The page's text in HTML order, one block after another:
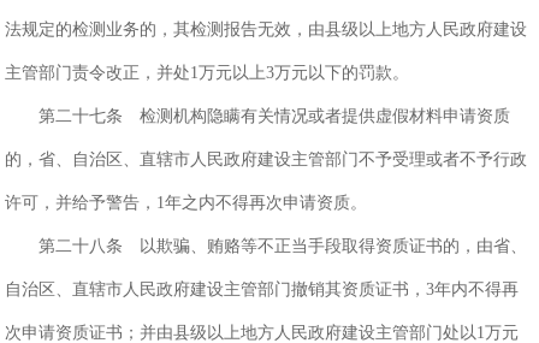
法规定的检测业务的，其检测报告无效，由县级以上地方人民政府建设
主管部门责令改正，并处1万元以上3万元以下的罚款。
第二十七条 检测机构隐瞒有关情况或者提供虚假材料申请资质
的，省、自治区、直辖市人民政府建设主管部门不予受理或者不予行政
许可，并给予警告，1年之内不得再次申请资质。
第二十八条 以欺骗、贿赂等不正当手段取得资质证书的，由省、
自治区、直辖市人民政府建设主管部门撤销其资质证书，3年内不得再
次申请资质证书；并由县级以上地方人民政府建设主管部门处以1万元